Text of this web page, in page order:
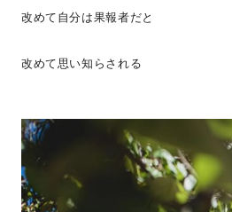
改めて自分は果報者だと
改めて思い知らされる